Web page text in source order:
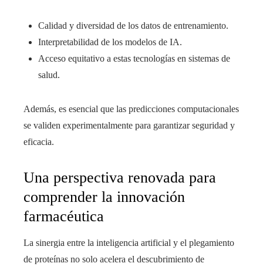
Calidad y diversidad de los datos de entrenamiento.
Interpretabilidad de los modelos de IA.
Acceso equitativo a estas tecnologías en sistemas de
salud.
Además, es esencial que las predicciones computacionales
se validen experimentalmente para garantizar seguridad y
eficacia.
Una perspectiva renovada para
comprender la innovación
farmacéutica
La sinergia entre la inteligencia artificial y el plegamiento
de proteínas no solo acelera el descubrimiento de